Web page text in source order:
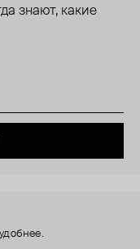
знают, какие